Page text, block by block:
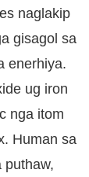
naglakip
gisagol sa
enerhiya.
ug iron
nga itom
Human sa
puthaw,